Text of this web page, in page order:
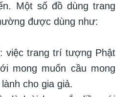
Một số đồ dùng trang
được dùng như:
việc trang trí tượng Phật
mong muốn cầu mong
cho gia giả.